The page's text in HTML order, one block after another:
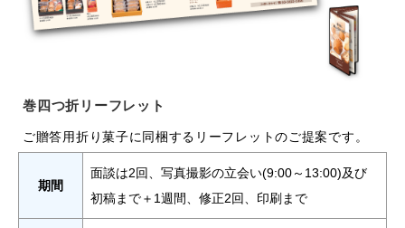
巻四つ折リーフレット
ご贈答用折り菓子に同梱するリーフレットのご提案です。
期間
面談は2回、写真撮影の立会い(9:00～13:00)及び
初稿まで＋1週間、修正2回、印刷まで